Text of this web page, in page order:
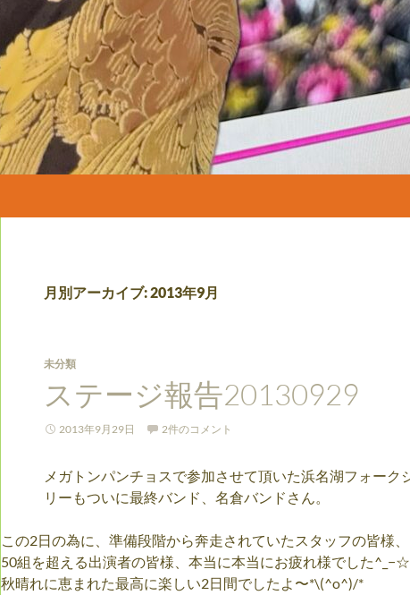
月別アーカイブ: 2013年9月
未分類
ステージ報告20130929
2013年9月29日 2件のコメント
メガトンパンチョスで参加させて頂いた浜名湖フォーク
リーもついに最終バンド、名倉バンドさん。
この2日の為に、準備段階から奔走されていたスタッフの皆様
50組を超える出演者の皆様、本当に本当にお疲れ様でした^_−☆
秋晴れに恵まれた最高に楽しい2日間でしたよ〜*\(^o^)/*